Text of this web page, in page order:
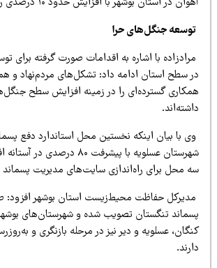
جنگل‌های حرا
با اشاره به اقدامات صورت گرفته برای توسعه
سطح استان ادامه داد: تشکل‌های مردم‌نهاد و
گسترده‌ای را در زمینه افزایش سطح جنگل‌های
با بیان اینکه نخستین محل استاندارد دفع پسماند
شهرستان عسلویه با پیشرفت ۸۰ درصدی در
محل برای راه‌اندازی سایت‌های مدیریت پسماند
حفاظت محیط‌زیست استان بوشهر افزود: طرح
تنگستان تصویب شده و شهرستان‌های بوشهر،
عسلویه و دیر نیز در مرحله بازنگری و به‌روزرسانی